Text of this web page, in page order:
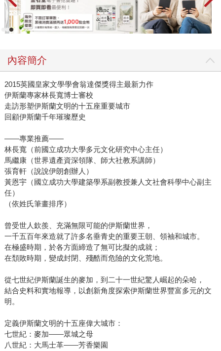
內容簡介
2015英國皇家文學學會翁達傑獎得主最新力作
伊斯蘭專家林長寬博士審校
走訪形塑伊斯蘭文明的十五座重要城市
回顧伊斯蘭千年璀璨歷史
——專業推薦——
林長寬（前國立成功大學多元文化研究中心主任）
馬繼康（世界遺產資深領隊、師大社教系講師）
張育軒（說說伊朗創辦人）
黃恩宇（國立成功大學建築學系副教授兼人文社會科學中心副主
任）
（依姓氏筆畫排序）
曾受世人欽羨、充滿無限可能的伊斯蘭世界，
一千五百年來造就了許多名垂青史的重要王朝、領袖和城市。
在極盛時期，於各方面締造了無可比擬的成就；
在頹敗時期，變成封閉、殘酷而危險的文化荒地。
從七世紀伊斯蘭誕生的麥加，到二十一世紀驚人崛起的朵哈，
結合史料和實地報導，以創新角度探索伊斯蘭世界豐富多元的文
明。
定義伊斯蘭文明的十五座偉大城市：
七世紀：麥加——眾城之母
八世紀：大馬士革——芳香樂園